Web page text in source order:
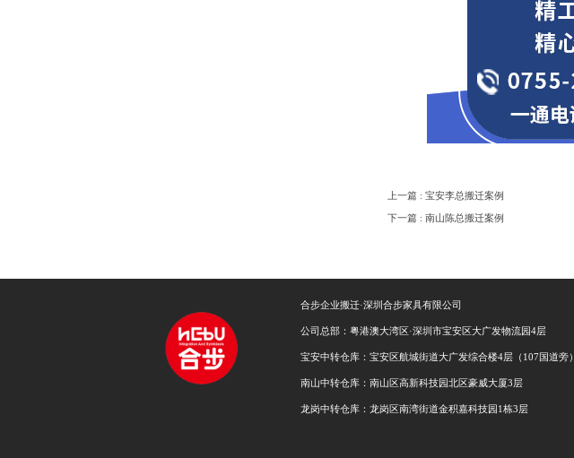
上一篇 : 宝安李总搬迁案例
下一篇 : 南山陈总搬迁案例
合步企业搬迁·深圳合步家具有限公司
公司总部：粤港澳大湾区·深圳市宝安区大广发物流园4层
宝安中转仓库：宝安区航城街道大广发综合楼4层（107国道旁）
南山中转仓库：南山区高新科技园北区豪威大厦3层
龙岗中转仓库：龙岗区南湾街道金积嘉科技园1栋3层